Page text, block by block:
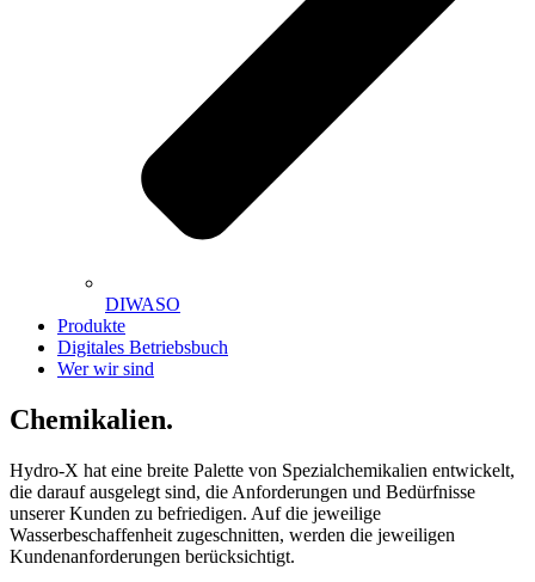
DIWASO
Produkte
Digitales Betriebsbuch
Wer wir sind
Chemikalien.
Hydro-X hat eine breite Palette von Spezialchemikalien entwickelt,
die darauf ausgelegt sind, die Anforderungen und Bedürfnisse
unserer Kunden zu befriedigen. Auf die jeweilige
Wasserbeschaffenheit zugeschnitten, werden die jeweiligen
Kundenanforderungen berücksichtigt.